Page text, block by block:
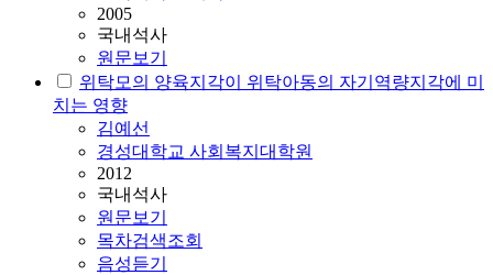
2005
국내석사
원문보기
위탁모의 양육지각이 위탁아동의 자기역량지각에 미
치는 영향
김예선
경성대학교 사회복지대학원
2012
국내석사
원문보기
목차검색조회
음성듣기